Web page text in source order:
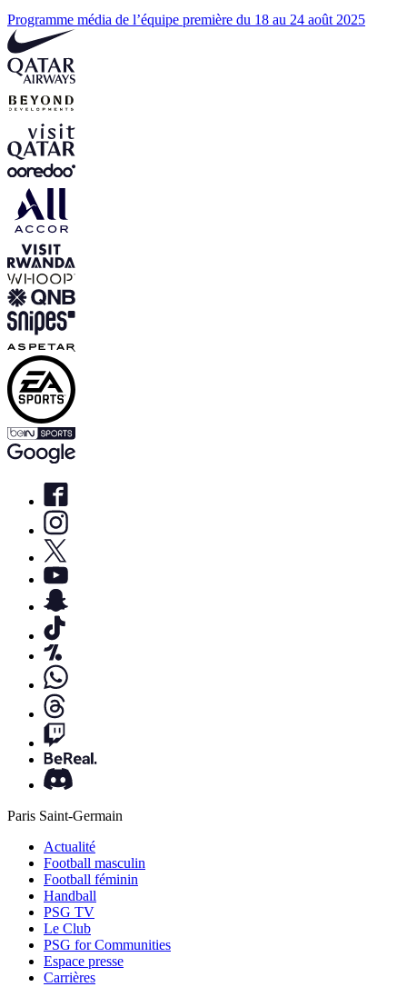
Programme média de l’équipe première du 18 au 24 août 2025
Paris Saint-Germain
Actualité
Football masculin
Football féminin
Handball
PSG TV
Le Club
PSG for Communities
Espace presse
Carrières